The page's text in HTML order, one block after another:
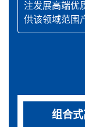
注发展高端优
供该领域范围
组合